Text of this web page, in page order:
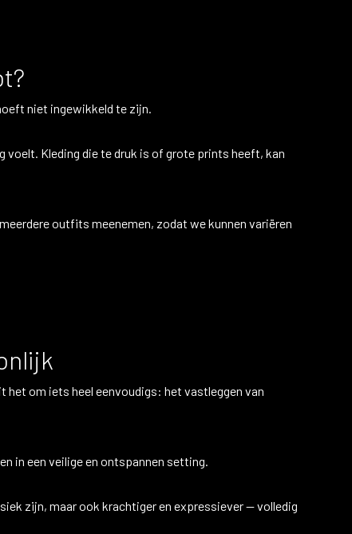
niet ingewikkeld te zijn.
Kleding die te druk is of grote prints heeft, kan
outfits meenemen, zodat we kunnen variëren
om iets heel eenvoudigs: het vastleggen van
in een veilige en ontspannen setting.
zijn, maar ook krachtiger en expressiever — volledig